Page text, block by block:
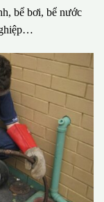
bể bơi, bể nước